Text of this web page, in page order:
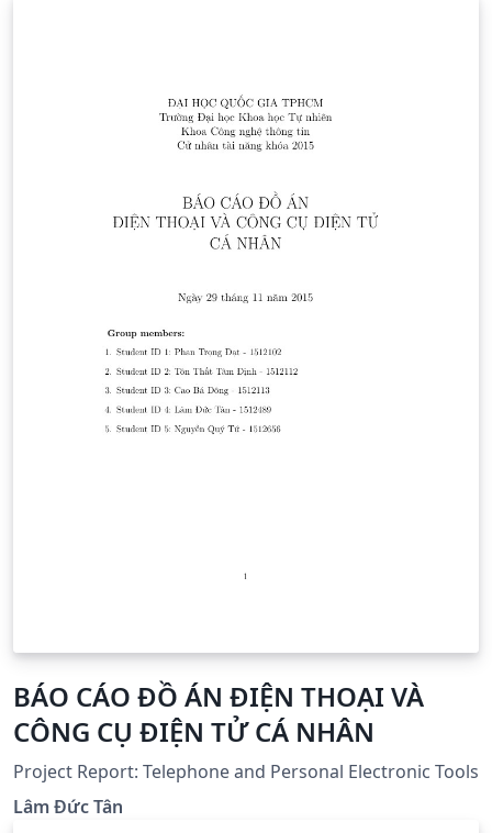
BÁO CÁO ĐỒ ÁN ĐIỆN THOẠI VÀ
CÔNG CỤ ĐIỆN TỬ CÁ NHÂN
Project Report: Telephone and Personal Electronic Tools
Lâm Đức Tân